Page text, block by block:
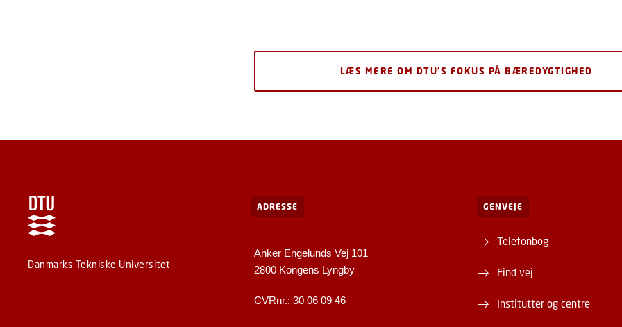
LÆS MERE OM DTU'S FOKUS PÅ BÆREDYGTIGHED
Danmarks Tekniske Universitet
ADRESSE
Anker Engelunds Vej 101
2800 Kongens Lyngby
CVRnr.: 30 06 09 46
GENVEJE
Telefonbog
Find vej
Institutter og centre